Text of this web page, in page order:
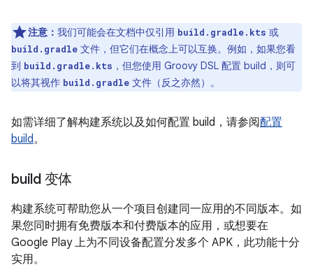
注意： 我们可能会在文档中仅引用 build.gradle.kts 或
build.gradle 文件，但它们在概念上可以互换。例如，如果您看
到 build.gradle.kts ，但您使用 Groovy DSL 配置 build，则可
以将其视作 build.gradle 文件（反之亦然）。
如需详细了解构建系统以及如何配置 build，请参阅配置
build。
build 变体
构建系统可帮助您从一个项目创建同一应用的不同版本。如
果您同时拥有免费版本和付费版本的应用，或想要在
Google Play 上为不同设备配置分发多个 APK，此功能十分
实用。